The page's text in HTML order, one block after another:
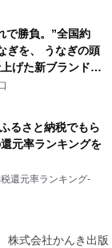
で勝負。”全国約
ぎを、 うなぎの頭
げた新ブランド
るさと納税でもら
元率ランキングを
還元率ランキング-
株式会社かんき出版